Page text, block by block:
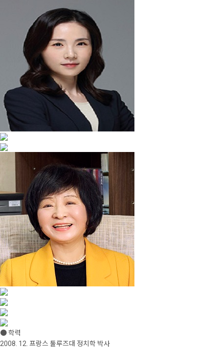
● 학력
2008. 12. 프랑스 툴루즈대 정치학 박사